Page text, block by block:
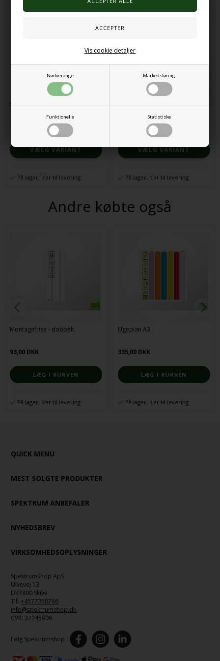
Nødvendige Markedsføring
Funktionelle Statistiske
Vis cookie detaljer
Sansering® Blå
11,00 DKK
VÆLG VARIANT
På lager, klar til levering
Sansering® Sølvfarvet
11,00 DKK
VÆLG VARIANT
På lager, klar til levering
Andre købte også
Montagefrise - dobbelt
93,00 DKK
På lager, klar til levering
Ugeplan A3
335,00 DKK
På lager, klar til levering
QUICK MENU
MEST SOLGTE PRODUKTER
SPEKTRUM ANBEFALER
NYHEDSBREV
VIRKSOMHEDSOPLYSNINGER
SpektrumShop ApS
Ulvevej 13
DK7800 Skive
Tlf. +4577358786
info@spektrumshop.dk
CVR: 37245909
Følg Spektrumshop